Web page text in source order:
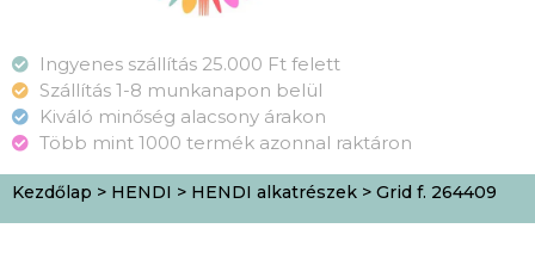
Ingyenes szállítás 25.000 Ft felett
Szállítás 1-8 munkanapon belül
Kiváló minőség alacsony árakon
Több mint 1000 termék azonnal raktáron
Kezdőlap > HENDI > HENDI alkatrészek > Grid f. 264409